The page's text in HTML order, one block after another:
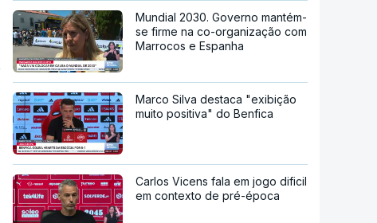
Mundial 2030. Governo mantém-
se firme na co-organização com
Marrocos e Espanha
Marco Silva destaca "exibição
muito positiva" do Benfica
Carlos Vicens fala em jogo dificil
em contexto de pré-época